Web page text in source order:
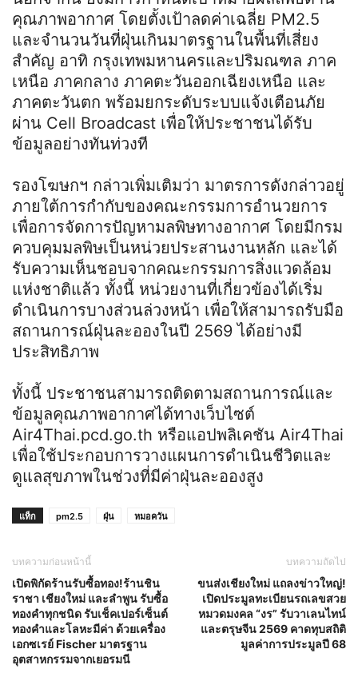
คุณภาพอากาศ โดยตั้งเป้าลดค่าเฉลี่ย PM2.5
และจำนวนวันที่ฝุ่นเกินมาตรฐานในพื้นที่เสี่ยง
สำคัญ อาทิ กรุงเทพมหานครและปริมณฑล ภาค
เหนือ ภาคกลาง ภาคตะวันออกเฉียงเหนือ และ
ภาคตะวันตก พร้อมยกระดับระบบแจ้งเตือนภัย
ผ่าน Cell Broadcast เพื่อให้ประชาชนได้รับ
ข้อมูลอย่างทันท่วงที
รองโฆษกฯ กล่าวเพิ่มเติมว่า มาตรการดังกล่าวอยู่
ภายใต้การกำกับของคณะกรรมการอำนวยการ
เพื่อการจัดการปัญหามลพิษทางอากาศ โดยมีกรม
ควบคุมมลพิษเป็นหน่วยประสานงานหลัก และได้
รับความเห็นชอบจากคณะกรรมการสิ่งแวดล้อม
แห่งชาติแล้ว ทั้งนี้ หน่วยงานที่เกี่ยวข้องได้เริ่ม
ดำเนินการบางส่วนล่วงหน้า เพื่อให้สามารถรับมือ
สถานการณ์ฝุ่นละอองในปี 2569 ได้อย่างมี
ประสิทธิภาพ
ทั้งนี้ ประชาชนสามารถติดตามสถานการณ์และ
ข้อมูลคุณภาพอากาศได้ทางเว็บไซต์
Air4Thai.pcd.go.th หรือแอปพลิเคชัน Air4Thai
เพื่อใช้ประกอบการวางแผนการดำเนินชีวิตและ
ดูแลสุขภาพในช่วงที่มีค่าฝุ่นละอองสูง
แท็ก pm2.5 ฝุ่น หมอควัน
บทความก่อนหน้านี้
เปิดพิกัดร้านรับซื้อทอง!ร้านชิน
ราชา เชียงใหม่ และลำพูน รับซื้อ
ทองคำทุกชนิด รับเช็คเปอร์เซ็นต์
ทองคำและโลหะมีค่า ด้วยเครื่อง
เอกซเรย์ Fischer มาตรฐาน
อุตสาหกรรมจากเยอรมนี
บทความถัดไป
ขนส่งเชียงใหม่ แถลงข่าวใหญ่!
เปิดประมูลทะเบียนรถเลขสวย
หมวดมงคล “งร” รับวาเลนไทน์
และตรุษจีน 2569 คาดทุบสถิติ
มูลค่าการประมูลปี 68